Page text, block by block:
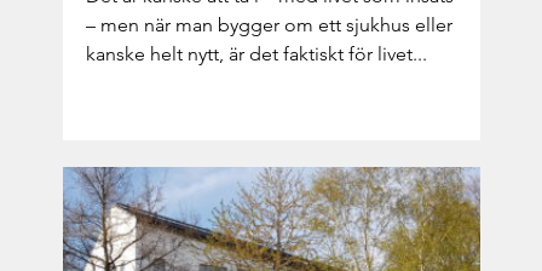
– men när man byg­ger om ett sjuk­hus eller
kanske helt nytt, är det fak­tiskt för livet...